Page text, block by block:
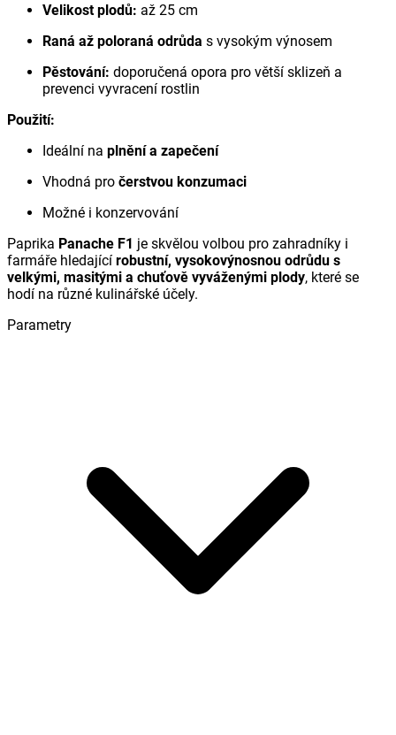
Velikost plodů: až 25 cm
Raná až poloraná odrůda s vysokým výnosem
Pěstování: doporučená opora pro větší sklizeň a
prevenci vyvracení rostlin
Použití:
Ideální na plnění a zapečení
Vhodná pro čerstvou konzumaci
Možné i konzervování
Paprika Panache F1 je skvělou volbou pro zahradníky i
farmáře hledající robustní, vysokovýnosnou odrůdu s
velkými, masitými a chuťově vyváženými plody, které se
hodí na různé kulinářské účely.
Parametry